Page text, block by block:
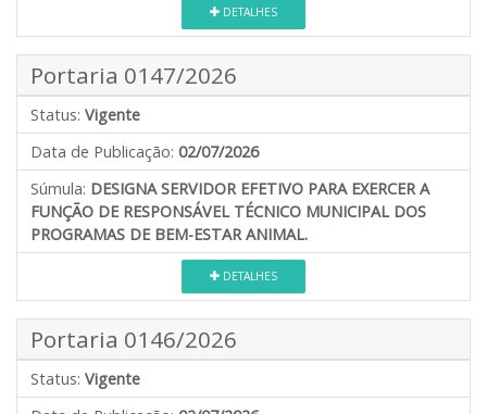
DETALHES
Portaria 0147/2026
Status: Vigente
Data de Publicação: 02/07/2026
Súmula: DESIGNA SERVIDOR EFETIVO PARA EXERCER A
FUNÇÃO DE RESPONSÁVEL TÉCNICO MUNICIPAL DOS
PROGRAMAS DE BEM-ESTAR ANIMAL.
DETALHES
Portaria 0146/2026
Status: Vigente